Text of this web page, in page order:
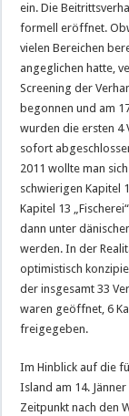
ein. Die
formell eröffnet.
vielen Bereichen
angeglichen hatte,
Screening der
begonnen und am
wurden die ersten 4
sofort
2011 wollte man
schwierigen Kapitel
Kapitel 13
dann unter
werden. In der
optimistisch
der insgesamt 33
waren geöffnet, 6
freigegeben.
Im Hinblick auf die
Island am 14.
Zeitpunkt nach den